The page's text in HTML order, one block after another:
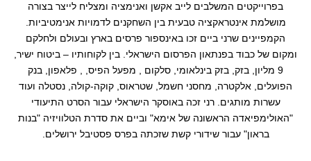
בפרוייקטים המשלבים לייב אקשן ואנימציה ומצליח לייצר בצורה
מושלמת אינטראקציה טבעית בין השחקנים לדמויות אנימטיביות.
הקמפיינים שרני ביים זכו באינספור פרסים בארץ ובעולם ולחלקם
ומקום של כבוד בפנתאון הפרסום הישראלי. בין לקוחותיו – ביטוח ישיר,
9 מליון, בזק, בזק בינלאומי, סלקום , מפעל הפיס, , פלאפון, בנק
הפועלים, אלקטרה, מחסני חשמל, שטראוס, קוקה-קולה, נסטלה ועוד
עשרות מותגים. רני זכה באוסקר הישראלי עבור הסרט התיעודי
"האולימפיאדה הראשונה של אימא" וביים את סדרת הטלוויזיה "בנות
בראון" עבור שידורי קשת שזכתה בפרס פסטיבל ירושלים.